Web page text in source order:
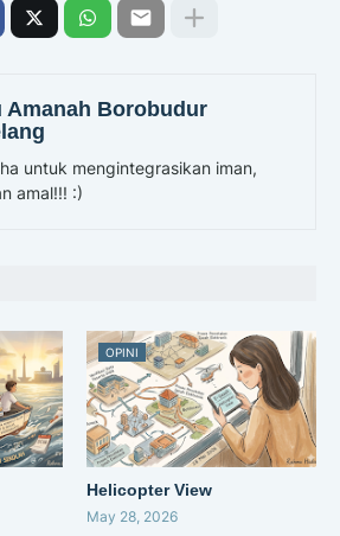
Amanah Borobudur
untuk mengintegrasikan iman,
amal!!! :)
OPINI
Helicopter View
May 28, 2026